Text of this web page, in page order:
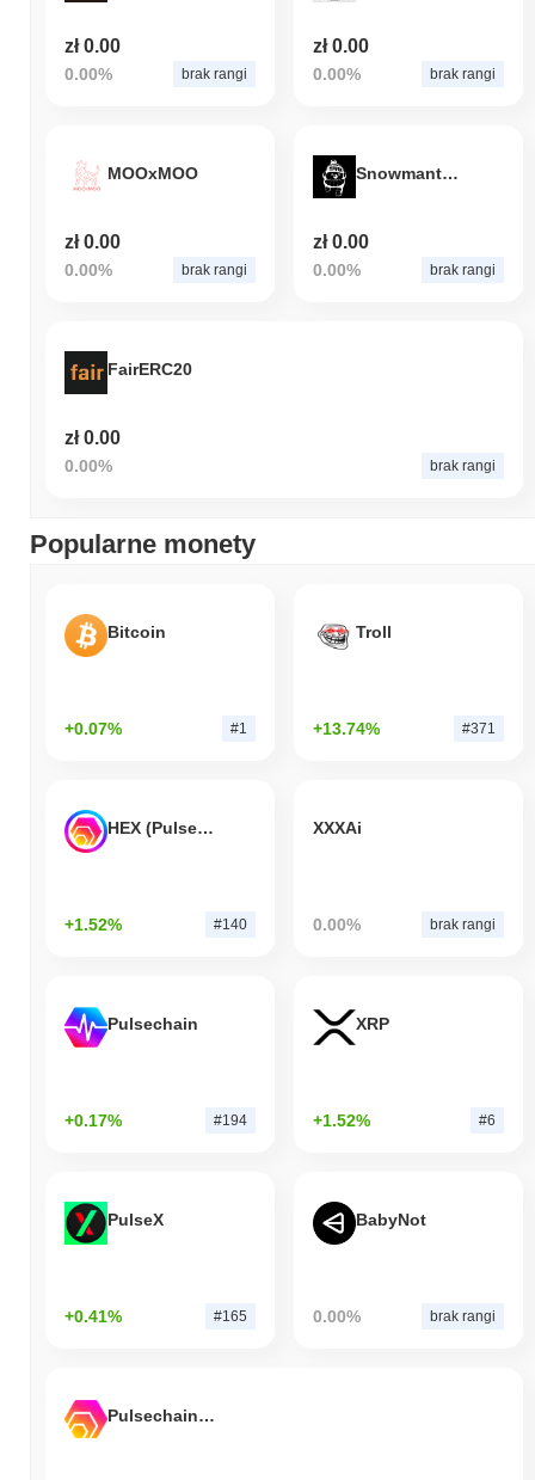
zł 0.00
0.00% brak rangi
zł 0.00
0.00% brak rangi
MOOxMOO
zł 0.00
0.00% brak rangi
Snowmantastic
zł 0.00
0.00% brak rangi
FairERC20
zł 0.00
0.00% brak rangi
Popularne monety
Bitcoin
+0.07% #1
Troll
+13.74% #371
HEX (Pulsechain)
+1.52% #140
XXXAi
0.00% brak rangi
Pulsechain
+0.17% #194
XRP
+1.52% #6
PulseX
+0.41% #165
BabyNot
0.00% brak rangi
Pulsechain Bridged HEX (Pulsechain)